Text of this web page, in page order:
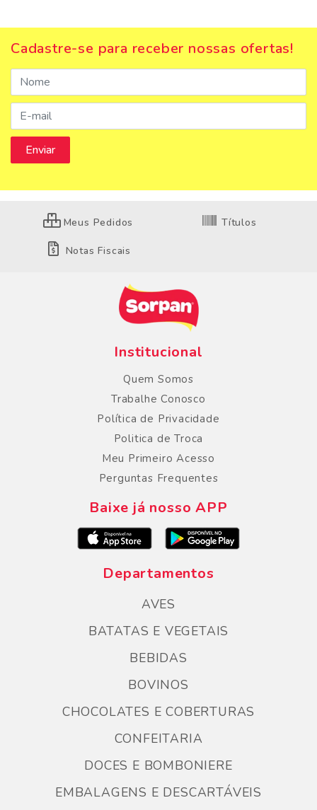
Cadastre-se para receber nossas ofertas!
Meus Pedidos Títulos
Notas Fiscais
Institucional
Quem Somos
Trabalhe Conosco
Política de Privacidade
Politica de Troca
Meu Primeiro Acesso
Perguntas Frequentes
Baixe já nosso APP
Departamentos
AVES
BATATAS E VEGETAIS
BEBIDAS
BOVINOS
CHOCOLATES E COBERTURAS
CONFEITARIA
DOCES E BOMBONIERE
EMBALAGENS E DESCARTÁVEIS